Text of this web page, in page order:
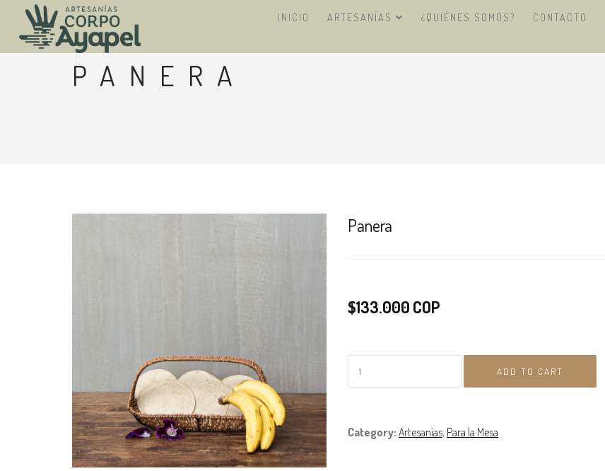
INICIO ARTESANÍAS ¿QUIÉNES SOMOS? CONTACTO
PANERA
Panera
$133.000 COP
Category: Artesanías, Para la Mesa